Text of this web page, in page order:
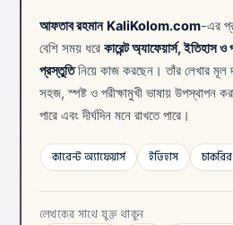
আফতাব রহমান KaliKolom.com-এর
বেশি সময় ধরে কারেন্ট অ্যাফেয়ার্স, ইতিহাস
প্রস্তুতিনিয়ে কাজ করছেন। তাঁর লেখার
সহজ, স্পষ্ট ও পরীক্ষামুখী ভাষায় উপস্থাপন
পারে এবং দীর্ঘদিন মনে রাখতে পারে।
কারেন্ট অ্যাফেয়ার্স ইতিহাস চাকরির
লেখকের সাথে যুক্ত থাকুন